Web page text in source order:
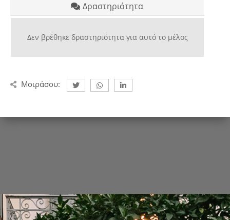
Δραστηριότητα
Δεν βρέθηκε δραστηριότητα για αυτό το μέλος
Μοιράσου: